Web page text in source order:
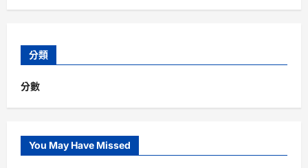
分類
分數
You May Have Missed